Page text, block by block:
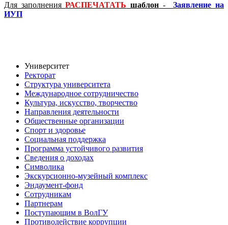
Для заполненияРАСПЕЧАТАТЬ шаблон -Заявление на
ИУП
Университет
Ректорат
Структура университета
Международное сотрудничество
Культура, искусство, творчество
Направления деятельности
Общественные организации
Спорт и здоровье
Социальная поддержка
Программа устойчивого развития
Сведения о доходах
Символика
Экскурсионно-музейный комплекс
Эндаумент-фонд
Сотрудникам
Партнерам
Поступающим в ВолГУ
Противодействие коррупции